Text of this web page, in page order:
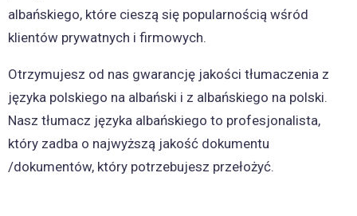
albańskiego, które cieszą się popularnością wśród
klientów prywatnych i firmowych.
Otrzymujesz od nas gwarancję jakości tłumaczenia z
języka polskiego na albański i z albańskiego na polski.
Nasz tłumacz języka albańskiego to profesjonalista,
który zadba o najwyższą jakość dokumentu
/dokumentów, który potrzebujesz przełożyć.